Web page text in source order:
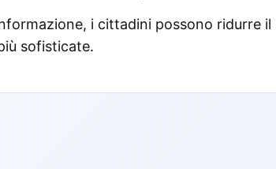
i cittadini possono ridurre il
sofisticate.